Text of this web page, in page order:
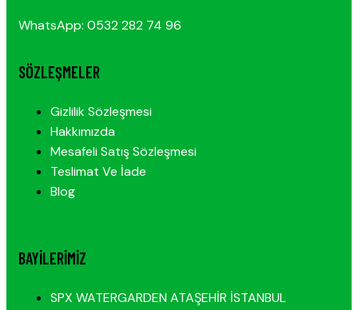
WhatsApp: 0532 282 74 96
SÖZLEŞMELER
Gizlilik Sözleşmesi
Hakkımızda
Mesafeli Satış Sözleşmesi
Teslimat Ve İade
Blog
BAYILERIMIZ
SPX WATERGARDEN ATAŞEHİR İSTANBUL